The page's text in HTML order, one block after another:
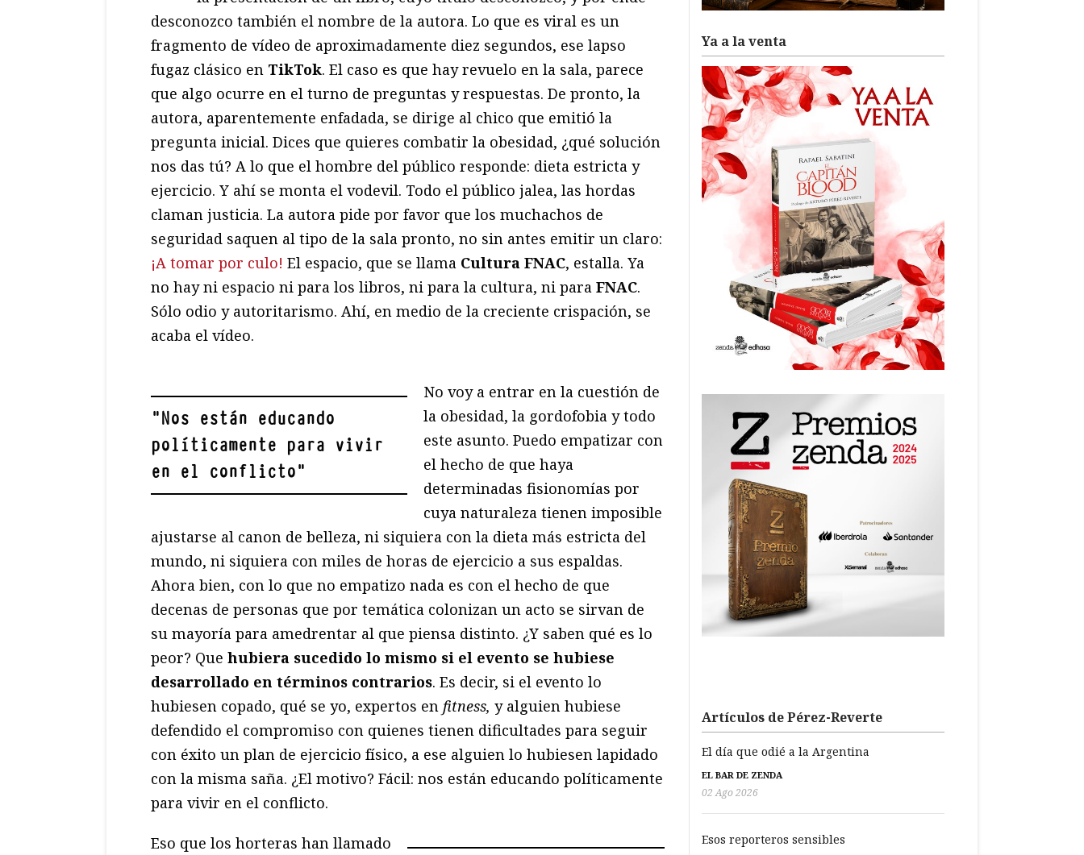
desconozco también el nombre de la autora. Lo que es viral es un
fragmento de vídeo de aproximadamente diez segundos, ese lapso
fugaz clásico en TikTok. El caso es que hay revuelo en la sala, parece
que algo ocurre en el turno de preguntas y respuestas. De pronto, la
autora, aparentemente enfadada, se dirige al chico que emitió la
pregunta inicial. Dices que quieres combatir la obesidad, ¿qué solución
nos das tú? A lo que el hombre del público responde: dieta estricta y
ejercicio. Y ahí se monta el vodevil. Todo el público jalea, las hordas
claman justicia. La autora pide por favor que los muchachos de
seguridad saquen al tipo de la sala pronto, no sin antes emitir un claro:
¡A tomar por culo! El espacio, que se llama Cultura FNAC, estalla. Ya
no hay ni espacio ni para los libros, ni para la cultura, ni para FNAC.
Sólo odio y autoritarismo. Ahí, en medio de la creciente crispación, se
acaba el vídeo.
"Nos están educando
políticamente para vivir
en el conflicto"
No voy a entrar en la cuestión de
la obesidad, la gordofobia y todo
este asunto. Puedo empatizar con
el hecho de que haya
determinadas fisionomías por
cuya naturaleza tienen imposible
ajustarse al canon de belleza, ni siquiera con la dieta más estricta del
mundo, ni siquiera con miles de horas de ejercicio a sus espaldas.
Ahora bien, con lo que no empatizo nada es con el hecho de que
decenas de personas que por temática colonizan un acto se sirvan de
su mayoría para amedrentar al que piensa distinto. ¿Y saben qué es lo
peor? Que hubiera sucedido lo mismo si el evento se hubiese
desarrollado en términos contrarios. Es decir, si el evento lo
hubiesen copado, qué se yo, expertos en fitness, y alguien hubiese
defendido el compromiso con quienes tienen dificultades para seguir
con éxito un plan de ejercicio físico, a ese alguien lo hubiesen lapidado
con la misma saña. ¿El motivo? Fácil: nos están educando políticamente
para vivir en el conflicto.
Eso que los horteras han llamado
Ya a la venta
Artículos de Pérez-Reverte
El día que odié a la Argentina
EL BAR DE ZENDA
02 Ago 2026
Esos reporteros sensibles